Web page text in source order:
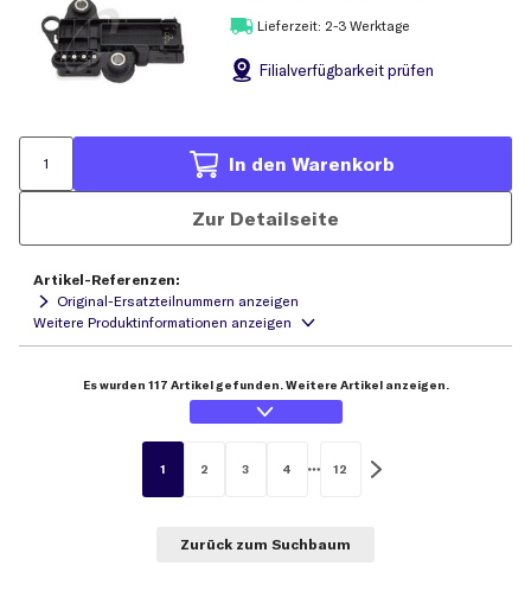
Lieferzeit: 2-3 Werktage
Filialverfügbarkeit prüfen
In den Warenkorb
Zur Detailseite
Artikel-Referenzen:
Original-Ersatzteilnummern anzeigen
Es wurden 117 Artikel gefunden. Weitere Artikel anzeigen.
1 2 3 4 12
Zurück zum Suchbaum